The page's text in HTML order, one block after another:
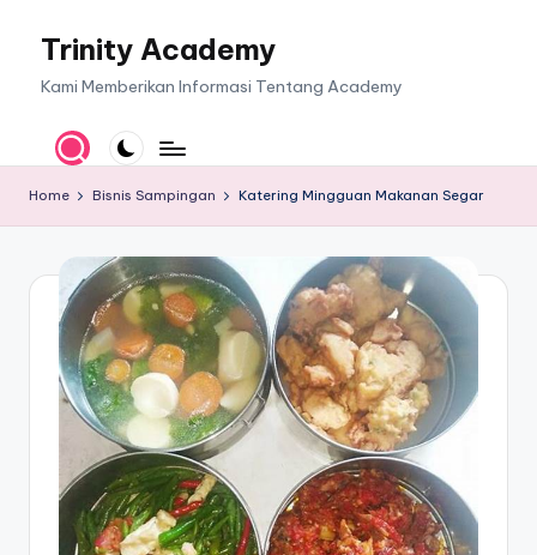
Trinity Academy
Kami Memberikan Informasi Tentang Academy
Home Bisnis Sampingan Katering Mingguan Makanan Segar